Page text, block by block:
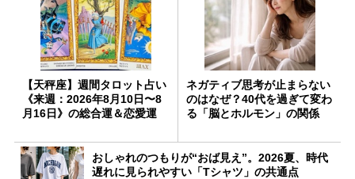
【天秤座】週間タロット占い
《来週：2026年8月10日〜8
月16日》の総合運＆恋愛運
ネガティブ思考が止まらない
のはなぜ？40代を過ぎて変わ
る「脳とホルモン」の関係
おしゃれのつもりが“おば見え”。2026夏、時代
遅れに見られやすい「Tシャツ」の共通点